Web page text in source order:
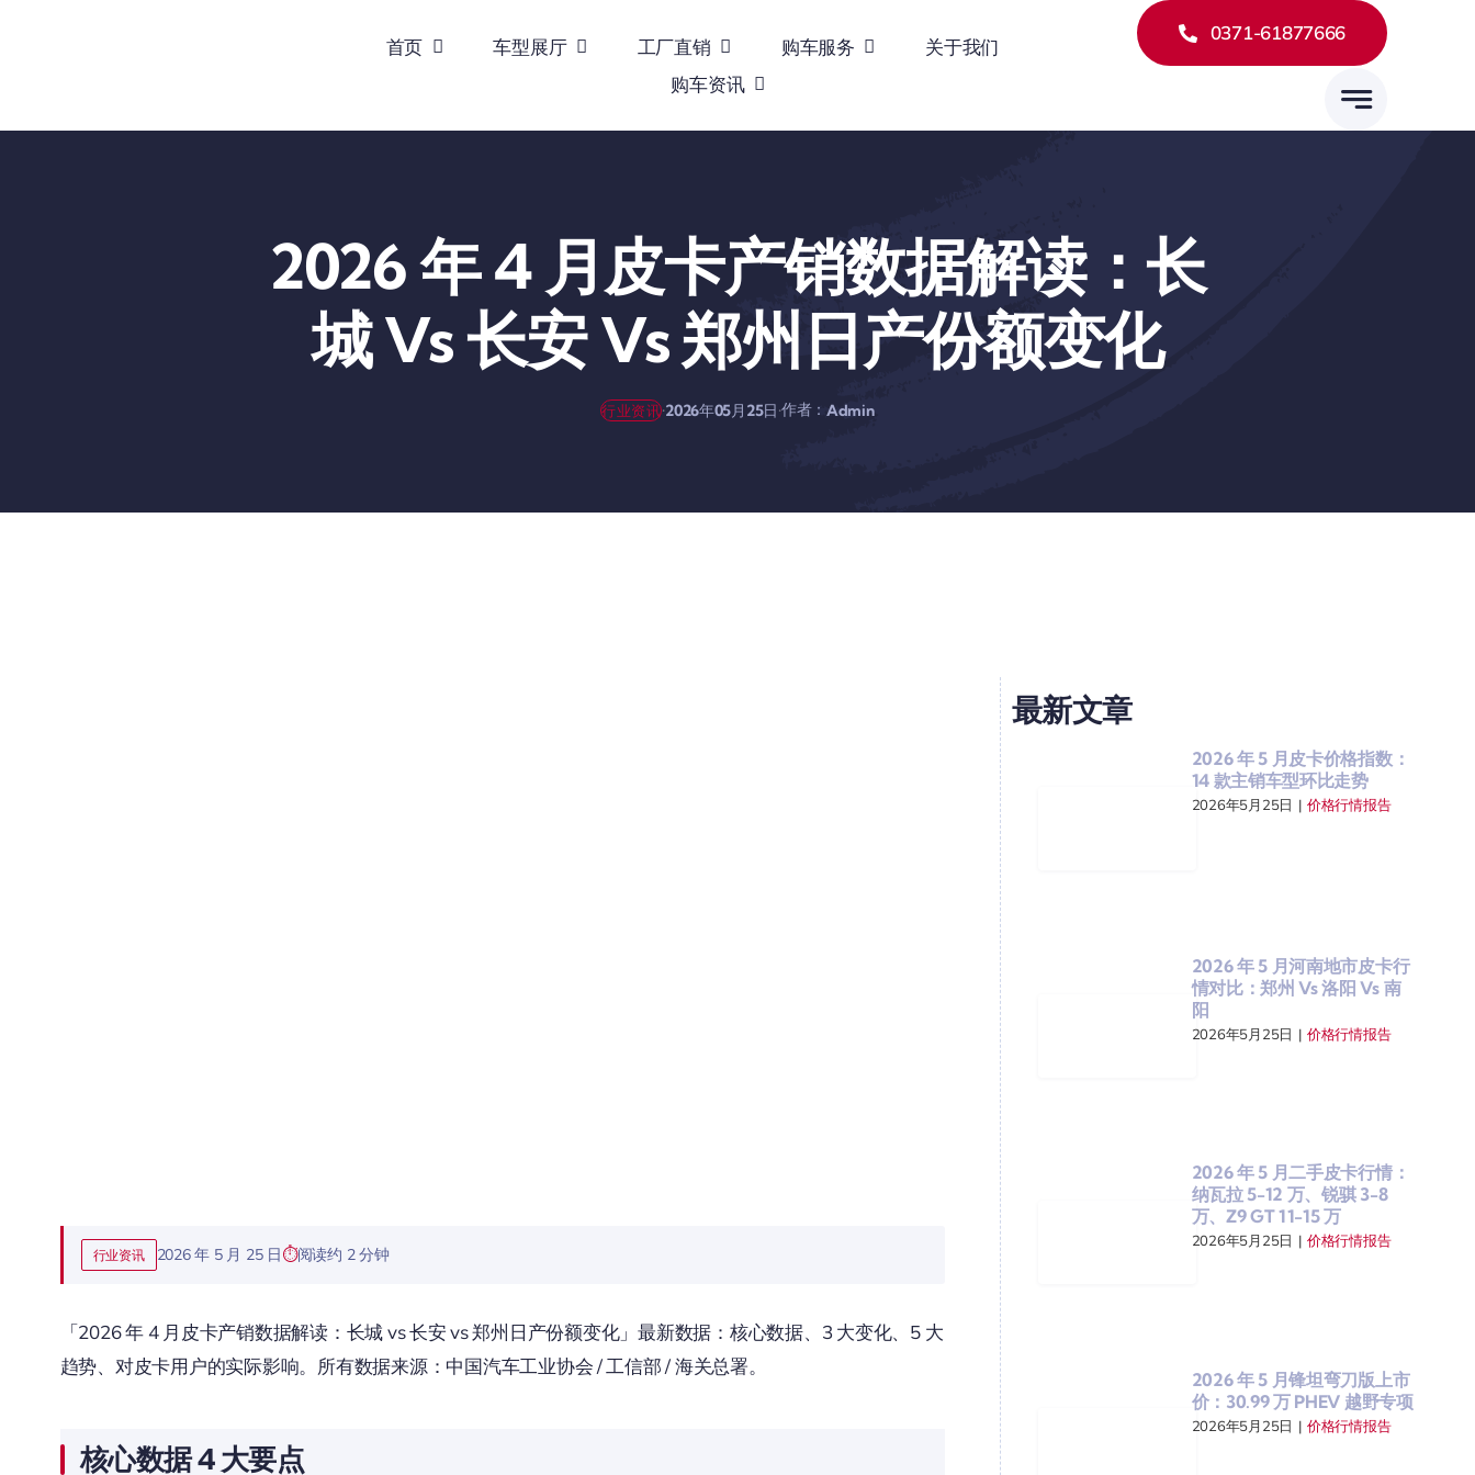
首页 车型展厅 工厂直销 购车服务
关于我们
购车资讯
0371-61877666
2026 年 4 月皮卡产销数据解读：长
城 Vs 长安 Vs 郑州日产份额变化
行业资讯·2026年05月25日·作者： Admin
行业资讯 2026 年 5 月 25 日 阅读约 2 分钟
「2026 年 4 月皮卡产销数据解读：长城 vs 长安 vs 郑州日产份额变化」最新数据：核心数据、3 大变化、5 大
趋势、对皮卡用户的实际影响。所有数据来源：中国汽车工业协会 / 工信部 / 海关总署。
核心数据 4 大要点
最新文章
2026 年 5 月皮卡价格指数：
14 款主销车型环比走势
2026年5月25日 | 价格行情报告
2026 年 5 月河南地市皮卡行
情对比：郑州 Vs 洛阳 Vs 南
阳
2026年5月25日 | 价格行情报告
2026 年 5 月二手皮卡行情：
纳瓦拉 5-12 万、锐骐 3-8
万、Z9 GT 11-15 万
2026年5月25日 | 价格行情报告
2026 年 5 月锋坦弯刀版上市
价：30.99 万 PHEV 越野专项
2026年5月25日 | 价格行情报告